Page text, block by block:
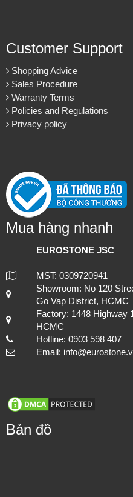
Customer Support
Shopping Advice
Sales Procedure
Warranty Terms
Policies and Regulations
Privacy policy
Mua hàng nhanh
EUROSTONE JSC
MST: 0309720941
Showroom: No 120
Go Vap District, HCMC
Factory: 1448 Highway
HCMC
Hotline: 0903 598 407
Email:
Bản đồ